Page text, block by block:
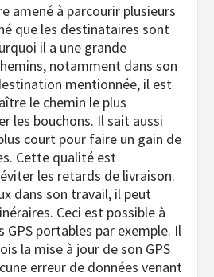
amené à parcourir plusieurs
que les destinataires sont
il a une grande
notamment dans son
mentionnée, il est
le chemin le plus
les bouchons. Il sait aussi
court pour faire un gain de
Cette qualité est
les retards de livraison.
dans son travail, il peut
Ceci est possible à
GPS portables par exemple. Il
la mise à jour de son GPS
erreur de données venant